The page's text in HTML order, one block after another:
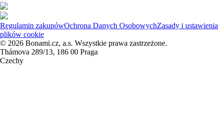
Regulamin zakupówOchrona Danych OsobowychZasady i ustawienia
plików cookie
© 2026 Bonami.cz, a.s. Wszystkie prawa zastrzeżone.
Thámova 289/13, 186 00 Praga
Czechy